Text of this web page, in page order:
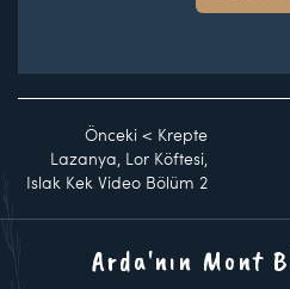
Önceki < Krepte
Lazanya, Lor Köftesi,
Islak Kek Video Bölüm 2
Arda'nın Mont